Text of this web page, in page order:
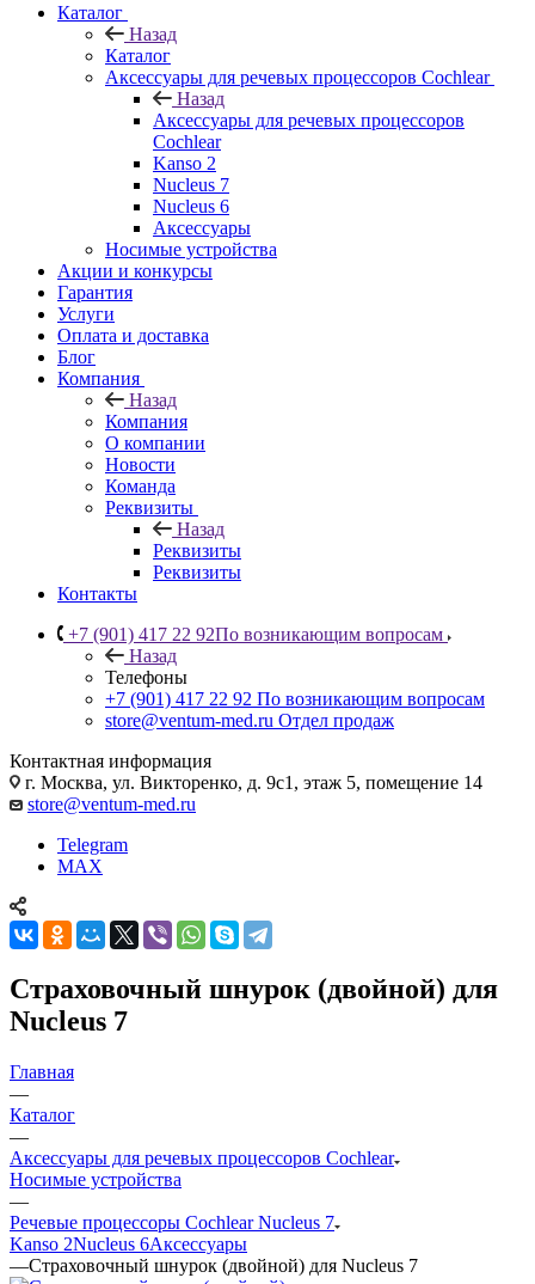
Каталог
Назад
Каталог
Аксессуары для речевых процессоров Cochlear
Назад
Аксессуары для речевых процессоров
Cochlear
Kanso 2
Nucleus 7
Nucleus 6
Аксессуары
Носимые устройства
Акции и конкурсы
Гарантия
Услуги
Оплата и доставка
Блог
Компания
Назад
Компания
О компании
Новости
Команда
Реквизиты
Назад
Реквизиты
Реквизиты
Контакты
+7 (901) 417 22 92По возникающим вопросам
Назад
Телефоны
+7 (901) 417 22 92 По возникающим вопросам
store@ventum-med.ru Отдел продаж
Контактная информация
г. Москва, ул. Викторенко, д. 9с1, этаж 5, помещение 14
store@ventum-med.ru
Telegram
MAX
Страховочный шнурок (двойной) для
Nucleus 7
Главная
—
Каталог
—
Аксессуары для речевых процессоров Cochlear
Носимые устройства
—
Речевые процессоры Cochlear Nucleus 7
Kanso 2Nucleus 6Аксессуары
—Страховочный шнурок (двойной) для Nucleus 7